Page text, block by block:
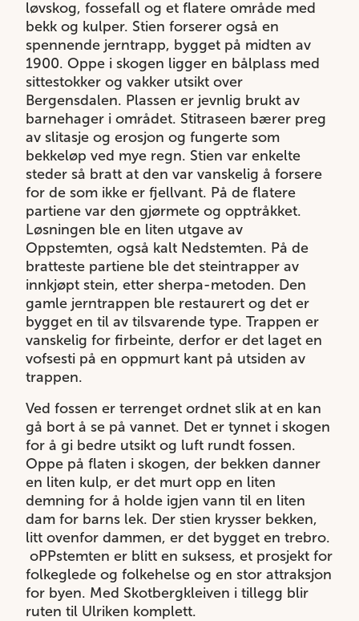
løvskog, fossefall og et flatere område med
bekk og kulper. Stien forserer også en
spennende jerntrapp, bygget på midten av
1900. Oppe i skogen ligger en bålplass med
sittestokker og vakker utsikt over
Bergensdalen. Plassen er jevnlig brukt av
barnehager i området. Stitraseen bærer preg
av slitasje og erosjon og fungerte som
bekkeløp ved mye regn. Stien var enkelte
steder så bratt at den var vanskelig å forsere
for de som ikke er fjellvant. På de flatere
partiene var den gjørmete og opptråkket.
Løsningen ble en liten utgave av
Oppstemten, også kalt Nedstemten. På de
bratteste partiene ble det steintrapper av
innkjøpt stein, etter sherpa-metoden. Den
gamle jerntrappen ble restaurert og det er
bygget en til av tilsvarende type. Trappen er
vanskelig for firbeinte, derfor er det laget en
vofsesti på en oppmurt kant på utsiden av
trappen.
Ved fossen er terrenget ordnet slik at en kan
gå bort å se på vannet. Det er tynnet i skogen
for å gi bedre utsikt og luft rundt fossen.
Oppe på flaten i skogen, der bekken danner
en liten kulp, er det murt opp en liten
demning for å holde igjen vann til en liten
dam for barns lek. Der stien krysser bekken,
litt ovenfor dammen, er det bygget en trebro.
oPPstemten er blitt en suksess, et prosjekt for
folkeglede og folkehelse og en stor attraksjon
for byen. Med Skotbergkleiven i tillegg blir
ruten til Ulriken komplett.